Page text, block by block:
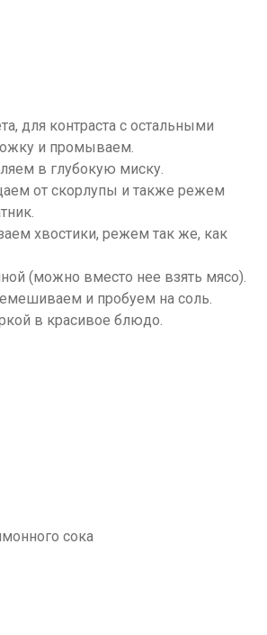
для контраста с остальными
и промываем.
в глубокую миску.
от скорлупы и также режем
хвостики, режем так же, как
(можно вместо нее взять мясо).
и пробуем на соль.
в красивое блюдо.
сока